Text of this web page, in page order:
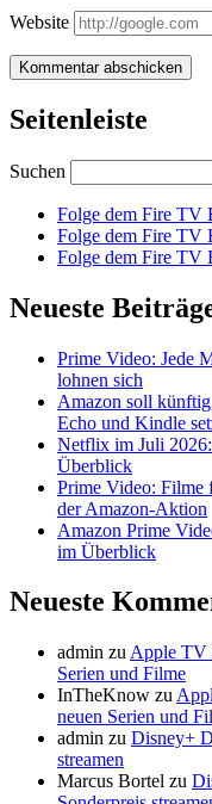
Website
Seitenleiste
Suchen
Folge dem Fire TV
Folge dem Fire TV
Folge dem Fire TV
Neueste
Prime Video: Jede
lohnen sich
Amazon soll
Echo und Kindle
Netflix im Juli
Überblick
Prime Video: Filme
der Amazon-Aktion
Amazon Prime
im Überblick
Neueste
admin zu Apple TV
Serien und Filme
InTheKnow zu
neuen Serien und
admin zu Disney+
streamen
Marcus Bortel zu